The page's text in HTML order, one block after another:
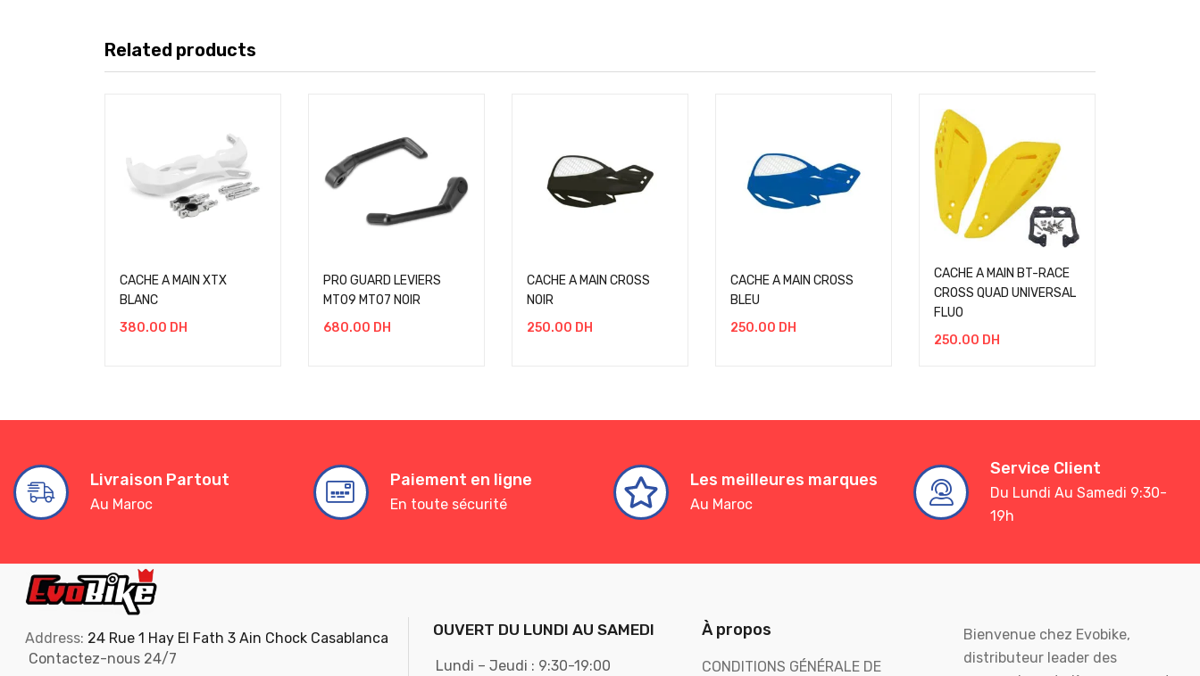
Related products
CACHE A MAIN XTX
BLANC
380.00 DH
PRO GUARD LEVIERS
MT09 MT07 NOIR
680.00 DH
CACHE A MAIN CROSS
NOIR
250.00 DH
CACHE A MAIN CROSS
BLEU
250.00 DH
CACHE A MAIN BT-RACE
CROSS QUAD UNIVERSAL
FLUO
250.00 DH
Livraison Partout
Au Maroc
Paiement en ligne
En toute sécurité
Les meilleures marques
Au Maroc
Service Client
Du Lundi Au Samedi 9:30-
19h
Address: 24 Rue 1 Hay El Fath 3 Ain Chock Casablanca
Contactez-nous 24/7
OUVERT DU LUNDI AU SAMEDI
Lundi – Jeudi : 9:30-19:00
À propos
CONDITIONS GÉNÉRALE DE
Bienvenue chez Evobike,
distributeur leader des